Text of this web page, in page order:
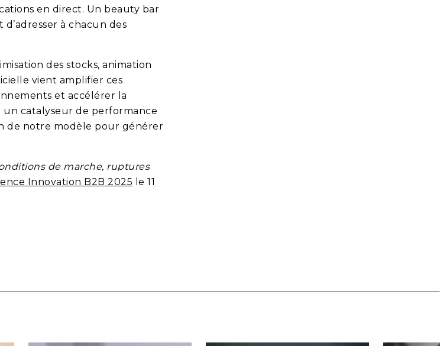
en direct. Un beauty bar
à chacun des
des stocks, animation
vient amplifier ces
et accélérer la
un catalyseur de performance
de notre modèle pour générer
de marche, ruptures
Innovation B2B 2025 le 11